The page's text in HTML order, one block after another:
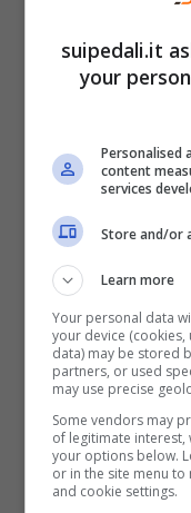
raccoglie, poi,
sportivi,
delle loro
anche
fornire utili
Alpi Bike
andata
Partiamo dai20
mondo del
giornalista e
ciclista Franco
suipedali.it
your
Personalised
content
services
Store and/or
Learn more
Your personal data
your device
data) may be stored
partners, or used
may use precise
Some vendors may
of legitimate interest,
your options below.
or in the site menu
and cookie settings.